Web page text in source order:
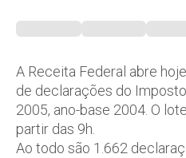
A Receita Federal abre
de declarações do
2005, ano-base 2004. O
partir das 9h.
Ao todo são 1.662